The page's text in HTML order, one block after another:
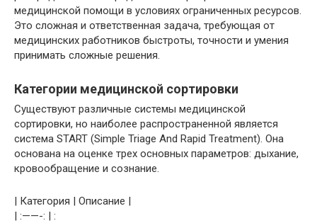
медицинской помощи в условиях ограниченных ресурсов.
Это сложная и ответственная задача, требующая от
медицинских работников быстроты, точности и умения
принимать сложные решения.
Категории медицинской сортировки
Существуют различные системы медицинской
сортировки, но наиболее распространенной является
система START (Simple Triage And Rapid Treatment). Она
основана на оценке трех основных параметров: дыхание,
кровообращение и сознание.
| Категория | Описание |
| :——-: | :